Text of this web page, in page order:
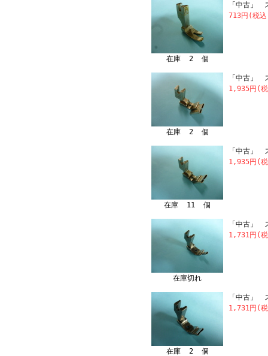
在庫 2 個
「中古」
713円(税
在庫 2 個
「中古」
1,935円(
在庫 11 個
「中古」
1,935円(
在庫切れ
「中古」
1,731円(
在庫 2 個
「中古」
1,731円(